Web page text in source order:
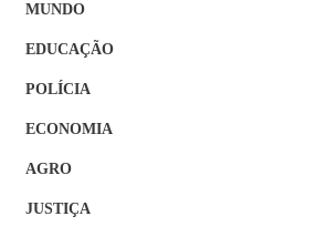
MUNDO
EDUCAÇÃO
POLÍCIA
ECONOMIA
AGRO
JUSTIÇA